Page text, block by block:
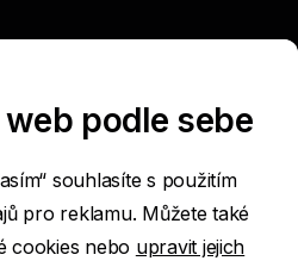
stránek
podle sebe
souhlasíte s použitím
pro reklamu. Můžete také
cookies nebo upravit jejich